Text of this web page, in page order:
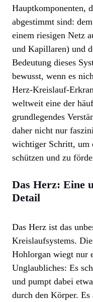
Hauptkomponenten,
abgestimmt sind: dem
einem riesigen Netz
und Kapillaren) und
Bedeutung dieses
bewusst, wenn es
Herz-Kreislauf-
weltweit eine der
grundlegendes
daher nicht nur
wichtiger Schritt, um
schützen und zu
Das Herz: Eine
Detail
Das Herz ist das
Kreislaufsystems.
Hohlorgan wiegt nur
Unglaubliches: Es
und pumpt dabei
durch den Körper.